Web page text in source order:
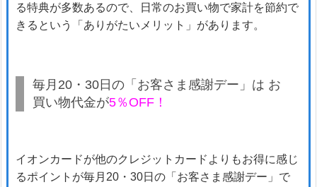
る特典が多数あるので、日常のお買い物で家計を節約で
きるという「ありがたいメリット」があります。
毎月20・30日の「お客さま感謝デー」は お
買い物代金が5％OFF！
イオンカードが他のクレジットカードよりもお得に感じ
るポイントが毎月20・30日の「お客さま感謝デー」で